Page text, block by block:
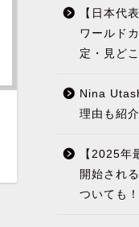
【日本代
ワールド
定・見ど
Nina
理由も紹介
【2025年
開始され
ついても！